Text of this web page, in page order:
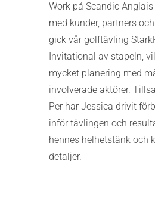
Work på Scandic
med kunder, partners
gick vår golftävling
Invitational av stapeln,
mycket planering med
involverade aktörer.
Per har Jessica drivit
inför tävlingen och
hennes helhetstänk och
detaljer.